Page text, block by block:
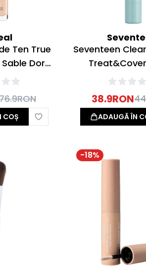
Ten True
Dore
RON
COȘ
Seventeen
Corector
38.9RON
ADAUGĂ ÎN
-18%